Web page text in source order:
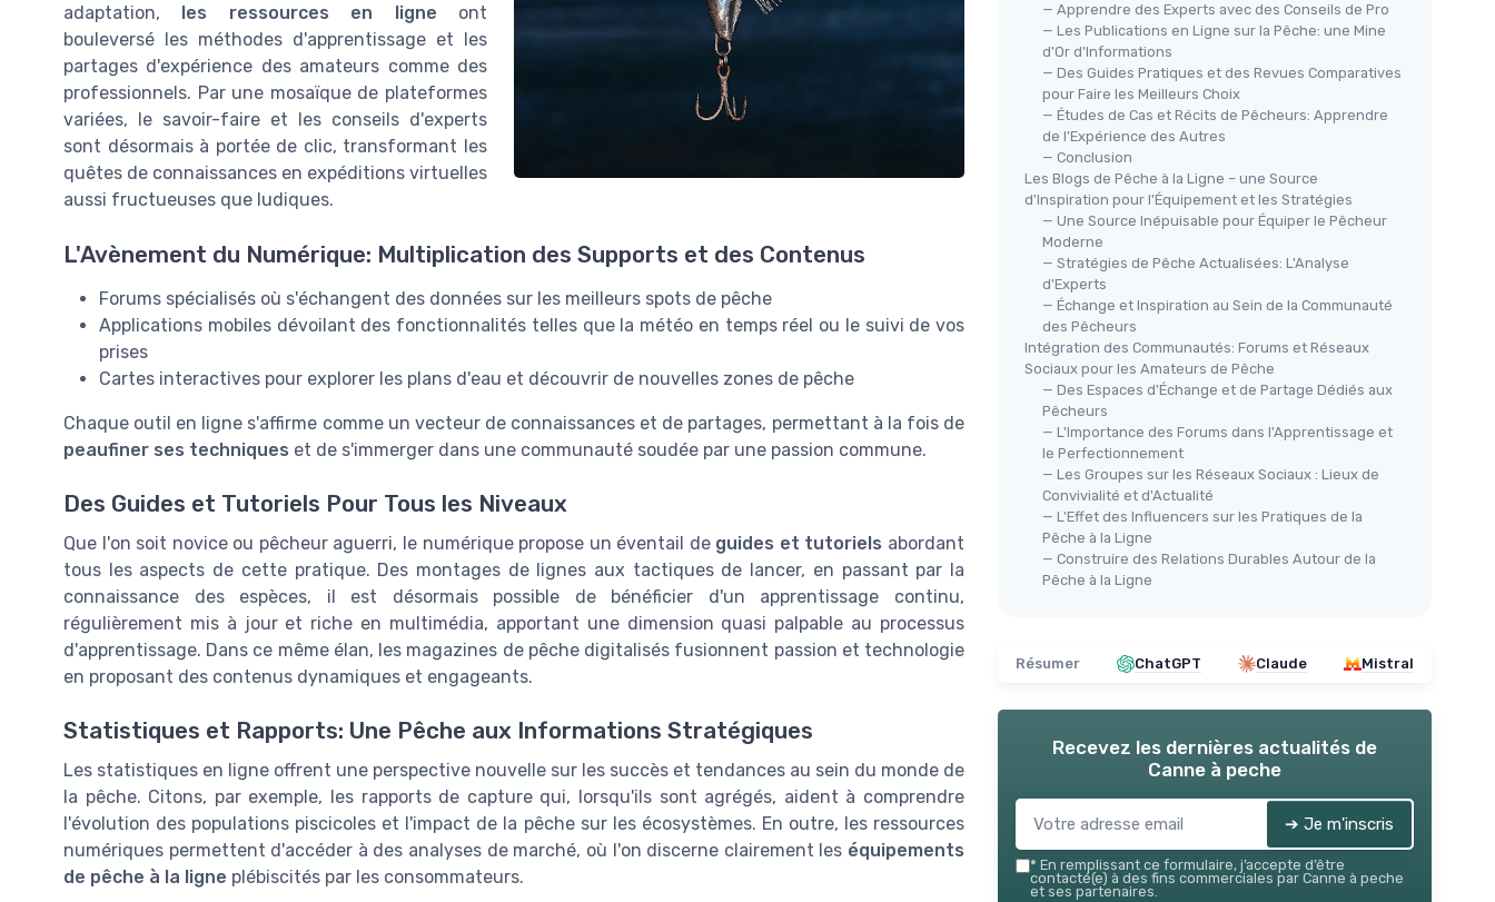
adaptation,
les ressources en ligne ont
bouleversé les méthodes d'apprentissage et les
partages d'expérience des amateurs comme des
professionnels. Par une mosaïque de plateformes
variées, le savoir-faire et les conseils d'experts
sont désormais à portée de clic, transformant les
quêtes de connaissances en expéditions virtuelles
aussi fructueuses que ludiques.
L'Avènement du Numérique: Multiplication des Supports et des Contenus
Forums spécialisés où s'échangent des données sur les meilleurs spots de pêche
Applications mobiles dévoilant des fonctionnalités telles que la météo en temps réel ou le suivi de vos
prises
Cartes interactives pour explorer les plans d'eau et découvrir de nouvelles zones de pêche
Chaque outil en ligne s'affirme comme un vecteur de connaissances et de partages, permettant à la fois de
peaufiner ses techniques et de s'immerger dans une communauté soudée par une passion commune.
Des Guides et Tutoriels Pour Tous les Niveaux
Que l'on soit novice ou pêcheur aguerri, le numérique propose un éventail de guides et tutoriels abordant
tous les aspects de cette pratique. Des montages de lignes aux tactiques de lancer, en passant par la
connaissance des espèces, il est désormais possible de bénéficier d'un apprentissage continu,
régulièrement mis à jour et riche en multimédia, apportant une dimension quasi palpable au processus
d'apprentissage. Dans ce même élan, les magazines de pêche digitalisés fusionnent passion et technologie
en proposant des contenus dynamiques et engageants.
Statistiques et Rapports: Une Pêche aux Informations Stratégiques
Les statistiques en ligne offrent une perspective nouvelle sur les succès et tendances au sein du monde de
la pêche. Citons, par exemple, les rapports de capture qui, lorsqu'ils sont agrégés, aident à comprendre
l'évolution des populations piscicoles et l'impact de la pêche sur les écosystèmes. En outre, les ressources
numériques permettent d'accéder à des analyses de marché, où l'on discerne clairement les équipements
de pêche à la ligne plébiscités par les consommateurs.
— Apprendre des Experts avec des Conseils de Pro
— Les Publications en Ligne sur la Pêche: une Mine
d'Or d'Informations
— Des Guides Pratiques et des Revues Comparatives
pour Faire les Meilleurs Choix
— Études de Cas et Récits de Pêcheurs: Apprendre
de l'Expérience des Autres
— Conclusion
Les Blogs de Pêche à la Ligne – une Source
d'Inspiration pour l'Équipement et les Stratégies
— Une Source Inépuisable pour Équiper le Pêcheur
Moderne
— Stratégies de Pêche Actualisées: L'Analyse
d'Experts
— Échange et Inspiration au Sein de la Communauté
des Pêcheurs
Intégration des Communautés: Forums et Réseaux
Sociaux pour les Amateurs de Pêche
— Des Espaces d'Échange et de Partage Dédiés aux
Pêcheurs
— L'Importance des Forums dans l'Apprentissage et
le Perfectionnement
— Les Groupes sur les Réseaux Sociaux : Lieux de
Convivialité et d'Actualité
— L'Effet des Influencers sur les Pratiques de la
Pêche à la Ligne
— Construire des Relations Durables Autour de la
Pêche à la Ligne
Résumer ChatGPT Claude Mistral
Recevez les dernières actualités de
Canne à peche
➔ Je m'inscris
* En remplissant ce formulaire, j’accepte d’être
contacté(e) à des fins commerciales par Canne à peche
et ses partenaires.